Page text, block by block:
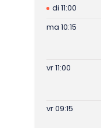
di 11:00
ma 10:15
vr 11:00
vr 09:15